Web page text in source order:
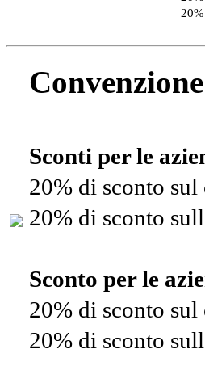
Sconti per le
20% di sconto
20% di sconto
Sconto per le
20% di sconto
20% di sconto